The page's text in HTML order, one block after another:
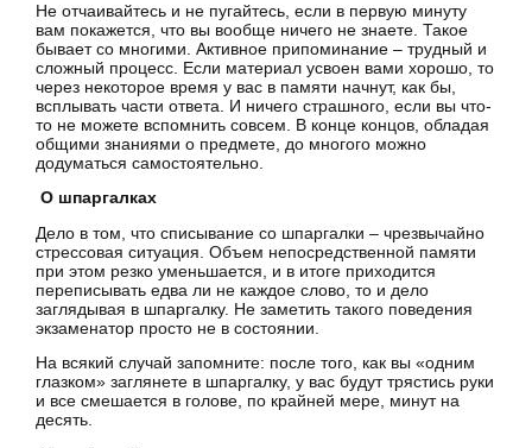
Не отчаивайтесь и не пугайтесь, если в первую минуту
вам покажется, что вы вообще ничего не знаете. Такое
бывает со многими. Активное припоминание – трудный и
сложный процесс. Если материал усвоен вами хорошо, то
через некоторое время у вас в памяти начнут, как бы,
всплывать части ответа. И ничего страшного, если вы что-
то не можете вспомнить совсем. В конце концов, обладая
общими знаниями о предмете, до многого можно
додуматься самостоятельно.
О шпаргалках
Дело в том, что списывание со шпаргалки – чрезвычайно
стрессовая ситуация. Объем непосредственной памяти
при этом резко уменьшается, и в итоге приходится
переписывать едва ли не каждое слово, то и дело
заглядывая в шпаргалку. Не заметить такого поведения
экзаменатор просто не в состоянии.
На всякий случай запомните: после того, как вы «одним
глазком» заглянете в шпаргалку, у вас будут трястись руки
и все смешается в голове, по крайней мере, минут на
десять.